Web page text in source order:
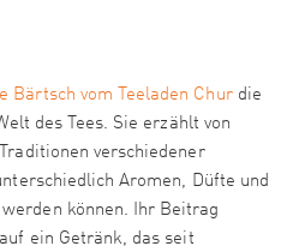
Bärtsch vom Teeladen Churdie
des Tees. Sie erzählt von
verschiedener
Aromen, Düfte und
können. Ihr Beitrag
ein Getränk, das seit